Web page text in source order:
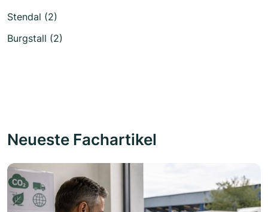
Stendal (2)
Burgstall (2)
Neueste Fachartikel